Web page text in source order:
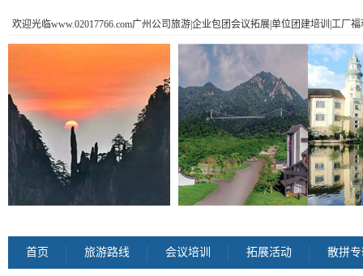
欢迎光临www.02017766.com广州公司旅游|企业包团会议拓展|单位团建培训|工厂
首页 旅游路线 会议培训 拓展活动 散拼